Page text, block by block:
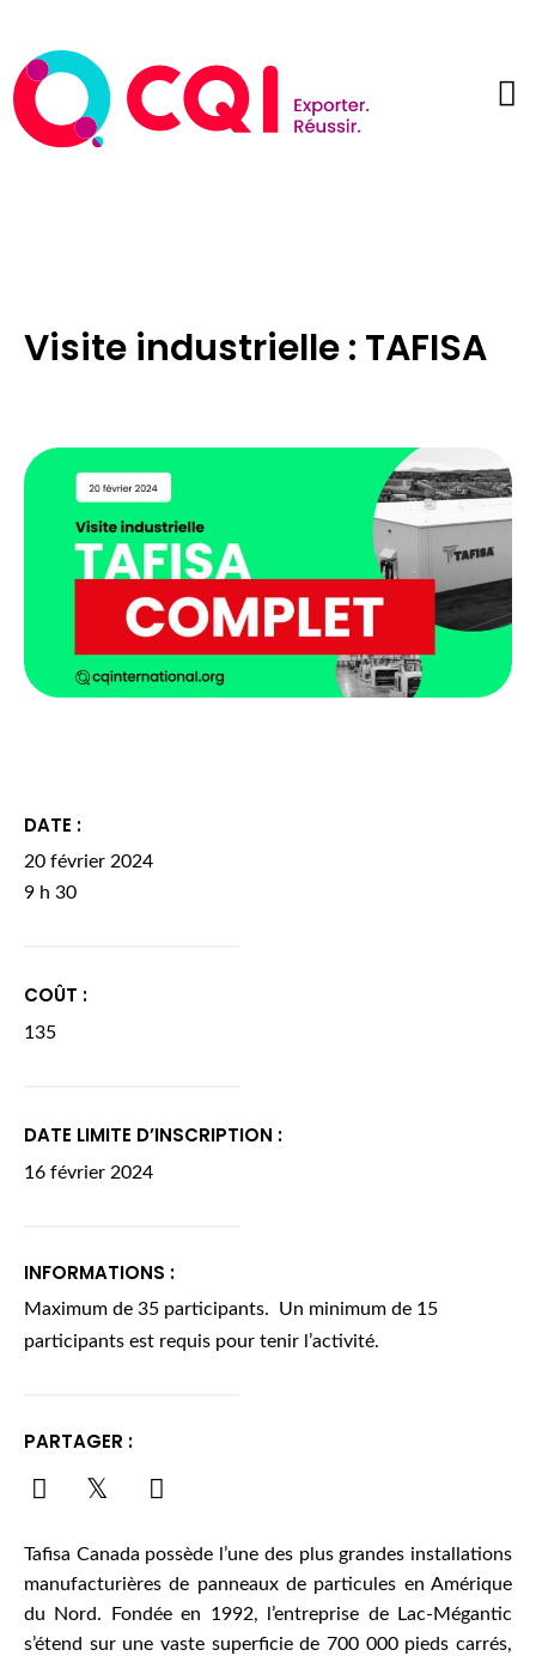
Visite industrielle : TAFISA
DATE :
20 février 2024
9 h 30
COÛT :
135
DATE LIMITE D’INSCRIPTION :
16 février 2024
INFORMATIONS :
Maximum de 35 participants. Un minimum de 15
participants est requis pour tenir l’activité.
PARTAGER :
Tafisa Canada possède l’une des plus grandes installations
manufacturières de panneaux de particules en Amérique
du Nord. Fondée en 1992, l’entreprise de Lac-Mégantic
s’étend sur une vaste superficie de 700 000 pieds carrés,